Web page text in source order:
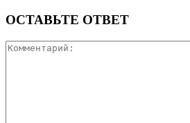
ОСТАВЬТЕ ОТВЕТ